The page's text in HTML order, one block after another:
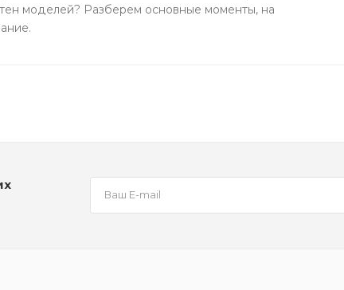
моделей? Разберем основные моменты, на